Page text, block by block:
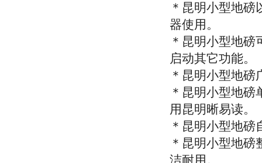
＊昆明小型地磅
器使用。
＊昆明小型地
启动其它功能。
＊昆明小型地
＊昆明小型地
用昆明晰易读。
＊昆明小型地磅
＊昆明小型地
洁耐用。